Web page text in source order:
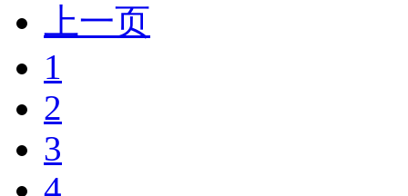
上一页
1
2
3